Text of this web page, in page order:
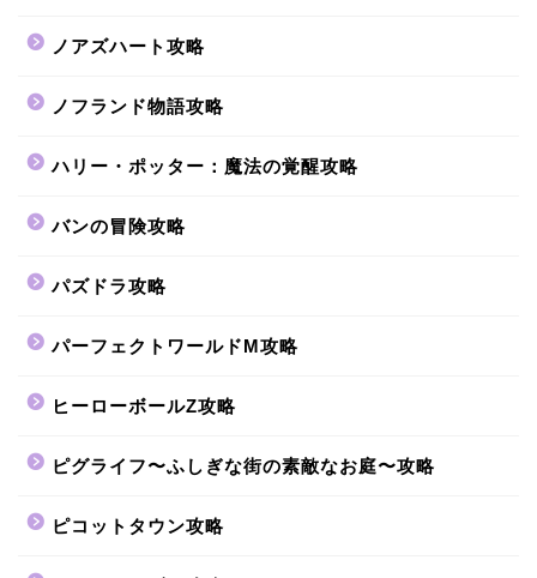
ノアズハート攻略
ノフランド物語攻略
ハリー・ポッター：魔法の覚醒攻略
バンの冒険攻略
パズドラ攻略
パーフェクトワールドM攻略
ヒーローボールZ攻略
ピグライフ〜ふしぎな街の素敵なお庭〜攻略
ピコットタウン攻略